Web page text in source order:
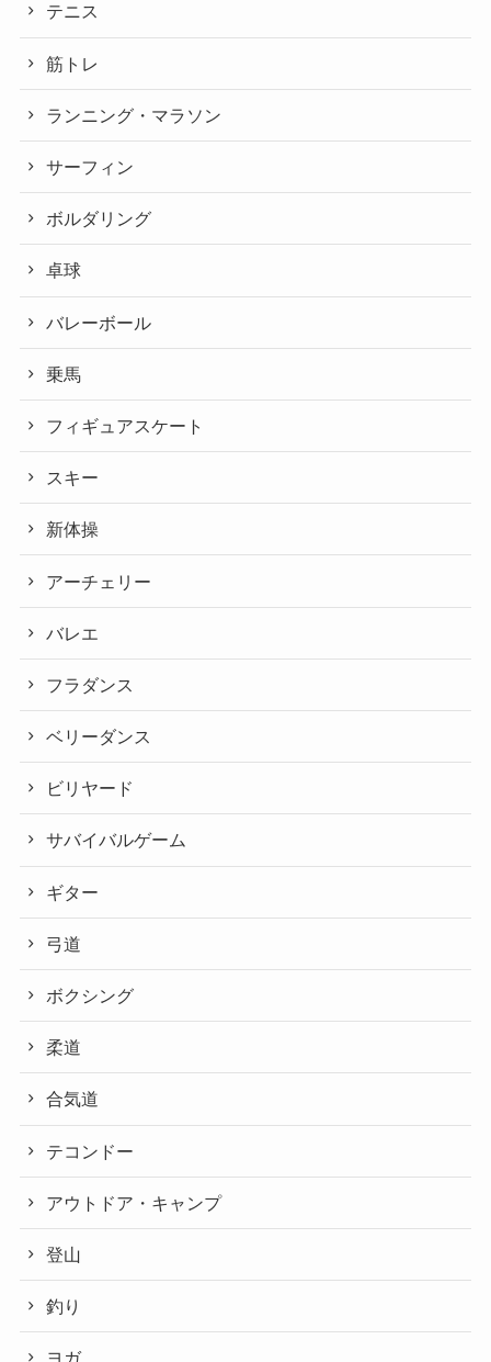
テニス
筋トレ
ランニング・マラソン
サーフィン
ボルダリング
卓球
バレーボール
乗馬
フィギュアスケート
スキー
新体操
アーチェリー
バレエ
フラダンス
ベリーダンス
ビリヤード
サバイバルゲーム
ギター
弓道
ボクシング
柔道
合気道
テコンドー
アウトドア・キャンプ
登山
釣り
ヨガ